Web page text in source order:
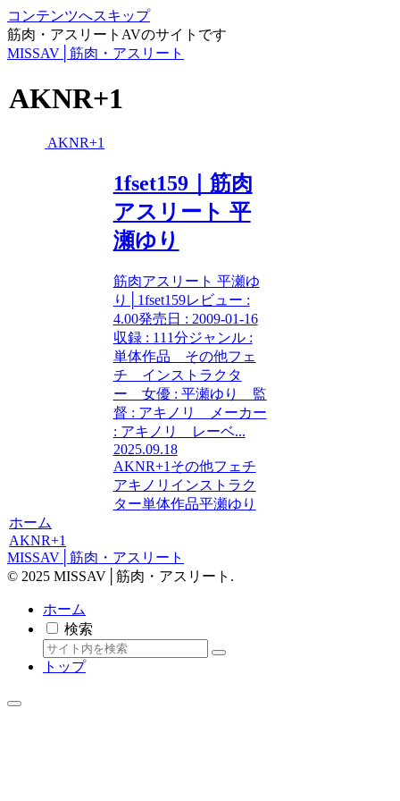
コンテンツへスキップ
筋肉・アスリートAVのサイトです
MISSAV│筋肉・アスリート
AKNR+1
AKNR+1
1fset159｜筋肉
アスリート 平
瀬ゆり
筋肉アスリート 平瀬ゆ
り│1fset159レビュー :
4.00発売日 : 2009-01-16
収録 : 111分ジャンル :
単体作品 その他フェ
チ インストラクタ
ー 女優 : 平瀬ゆり 監
督 : アキノリ メーカー
: アキノリ レーベ...
2025.09.18
AKNR+1 その他フェチ
アキノリ インストラク
ター単体作品平瀬ゆり
ホーム
AKNR+1
MISSAV│筋肉・アスリート
© 2025 MISSAV│筋肉・アスリート.
ホーム
検索
トップ